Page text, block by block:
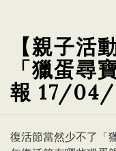
【親子活
「獵蛋尋
報 17/
復活節當然少不了「